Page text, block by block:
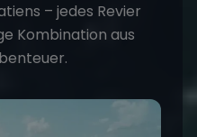
– jedes Revier
Kombination aus